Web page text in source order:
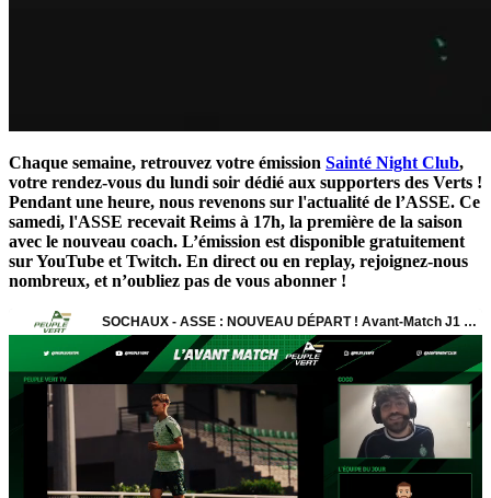
Chaque semaine, retrouvez votre émission Sainté Night Club,
votre rendez-vous du lundi soir dédié aux supporters des Verts !
Pendant une heure, nous revenons sur l'actualité de l’ASSE. Ce
samedi, l'ASSE recevait Reims à 17h, la première de la saison
avec le nouveau coach. L’émission est disponible gratuitement
sur YouTube et Twitch. En direct ou en replay, rejoignez-nous
nombreux, et n’oubliez pas de vous abonner !